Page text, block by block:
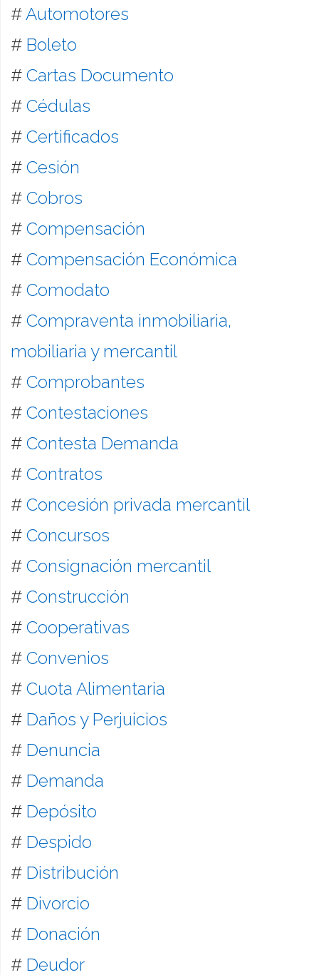
#Automotores
# Boleto
# Cartas Documento
# Cédulas
# Certificados
# Cesión
# Cobros
# Compensación
# Compensación Económica
# Comodato
# Compraventa inmobiliaria,
mobiliaria y mercantil
# Comprobantes
# Contestaciones
# Contesta Demanda
# Contratos
# Concesión privada mercantil
# Concursos
# Consignación mercantil
# Construcción
# Cooperativas
# Convenios
# Cuota Alimentaria
# Daños y Perjuicios
# Denuncia
# Demanda
# Depósito
# Despido
# Distribución
# Divorcio
# Donación
# Deudor